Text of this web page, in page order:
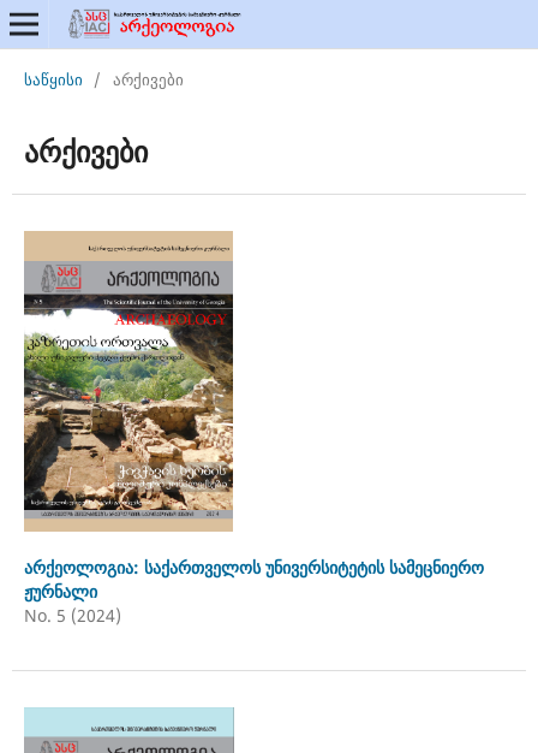
საწყისი / არქივები
არქივები
არქეოლოგია: საქართველოს უნივერსიტეტის სამეცნიერო
ჟურნალი
No. 5 (2024)